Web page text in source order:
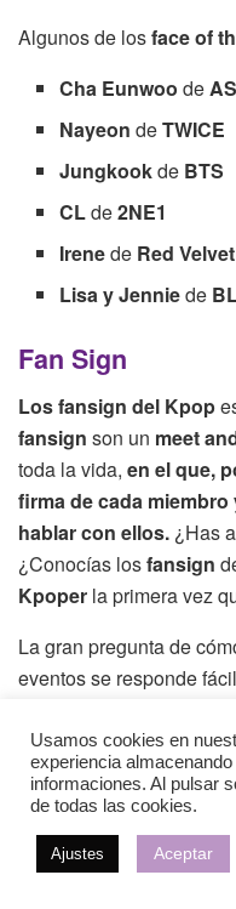
Algunos de losface of
Cha Eunwoo de
Nayeon deTWICE
Jungkookde BTS
CLde2NE1
Irenede Red Velvet
Lisa y Jenniede
Fan Sign
Los fansign del Kpop
fansign son un meet
toda la vida, en el que,
firma de cada
hablar con ellos. ¿Has
¿Conocías losfansign
Kpoper la primera vez
La gran pregunta de
eventos se responde
masivos y el abandono
en el sorteo de estos
cantidad y tipo de
que por
número de
Usamos cookies en
experiencia
informaciones. Al pulsar
de todas las cookies.
Ajustes Aceptar